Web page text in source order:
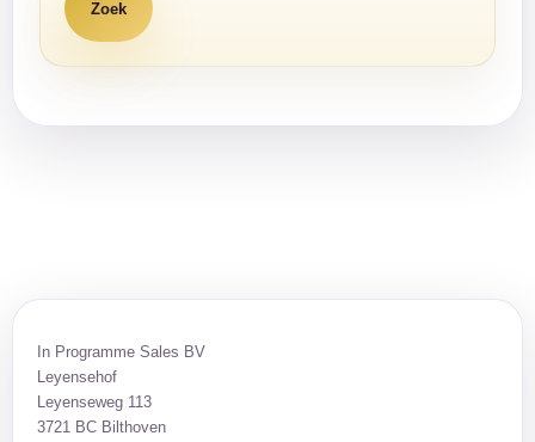
In Programme Sales BV
Leyensehof
Leyenseweg 113
3721 BC Bilthoven